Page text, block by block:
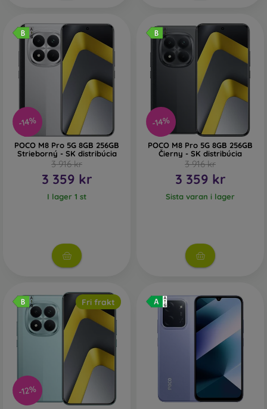
-14%
POCO M8 Pro 5G 8GB 256GB
Strieborný - SK distribúcia
3 916 kr
3 359 kr
I lager 1 st
-14%
POCO M8 Pro 5G 8GB 256GB
Čierny - SK distribúcia
3 916 kr
3 359 kr
Sista varan i lager
-12%
Fri frakt